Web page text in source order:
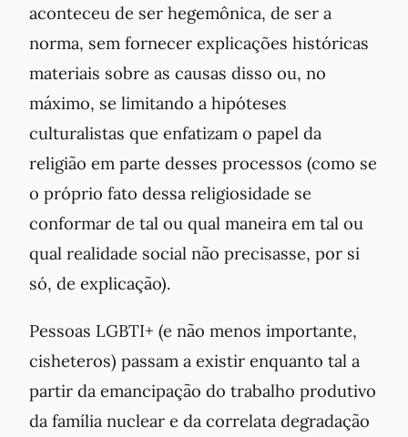
aconteceu de ser hegemônica, de ser a
norma, sem fornecer explicações históricas
materiais sobre as causas disso ou, no
máximo, se limitando a hipóteses
culturalistas que enfatizam o papel da
religião em parte desses processos (como se
o próprio fato dessa religiosidade se
conformar de tal ou qual maneira em tal ou
qual realidade social não precisasse, por si
só, de explicação).
Pessoas LGBTI+ (e não menos importante,
cisheteros) passam a existir enquanto tal a
partir da emancipação do trabalho produtivo
da família nuclear e da correlata degradação